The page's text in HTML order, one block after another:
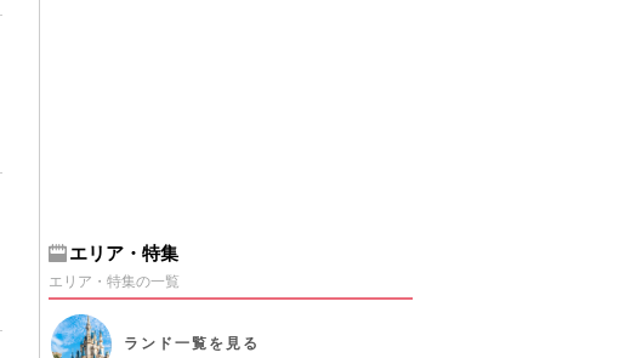
エリア・特集
エリア・特集の一覧
ランド 一覧を見る